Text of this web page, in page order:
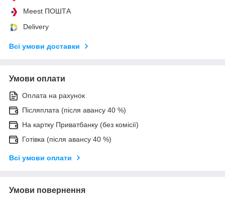
Meest ПОШТА
Delivery
Всі умови доставки
Умови оплати
Оплата на рахунок
Післяплата (після авансу 40 %)
На картку Приватбанку (без комісії)
Готівка (після авансу 40 %)
Всі умови оплати
Умови повернення